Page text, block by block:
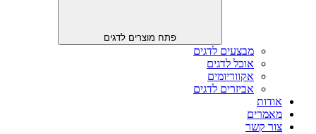
פתח מוצרים לדגים
מבצעים לדגים
אוכל לדגים
אקווריומים
אביזרים לדגים
אודות
מאמרים
צור קשר